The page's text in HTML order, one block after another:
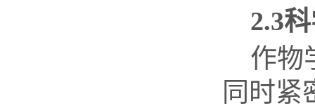
2.3
作物
同时紧